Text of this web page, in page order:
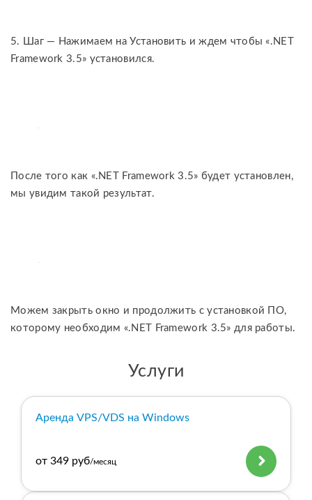
5. Шаг — Нажимаем на Установить и ждем чтобы «.NET
Framework 3.5» установился.
После того как «.NET Framework 3.5» будет установлен,
мы увидим такой результат.
Можем закрыть окно и продолжить с установкой ПО,
которому необходим «.NET Framework 3.5» для работы.
Услуги
Аренда VPS/VDS на Windows
от 349 руб/месяц